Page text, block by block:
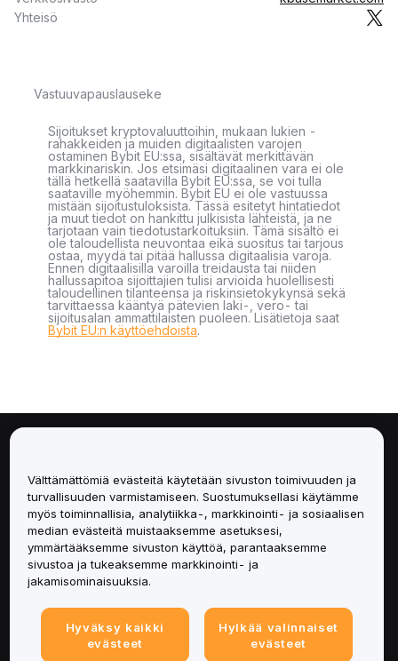
Yhteisö
Vastuuvapauslauseke
Sijoitukset kryptovaluuttoihin, mukaan lukien -
rahakkeiden ja muiden digitaalisten varojen
ostaminen Bybit EU:ssa, sisältävät merkittävän
markkinariskin. Jos etsimäsi digitaalinen vara ei ole
tällä hetkellä saatavilla Bybit EU:ssa, se voi tulla
saataville myöhemmin. Bybit EU ei ole vastuussa
mistään sijoitustuloksista. Tässä esitetyt hintatiedot
ja muut tiedot on hankittu julkisista lähteistä, ja ne
tarjotaan vain tiedotustarkoituksiin. Tämä sisältö ei
ole taloudellista neuvontaa eikä suositus tai tarjous
ostaa, myydä tai pitää hallussa digitaalisia varoja.
Ennen digitaalisilla varoilla treidausta tai niiden
hallussapitoa sijoittajien tulisi arvioida huolellisesti
taloudellinen tilanteensa ja riskinsietokykynsä sekä
tarvittaessa kääntyä pätevien laki-, vero- tai
sijoitusalan ammattilaisten puoleen. Lisätietoja saat
Bybit EU:n käyttöehdoista.
Palvelut
Tuki
Tuotteet
Lakiasiat
Välttämättömiä evästeitä käytetään sivuston toimivuuden ja
turvallisuuden varmistamiseen. Suostumuksellasi käytämme
myös toiminnallisia, analytiikka-, markkinointi- ja sosiaalisen
median evästeitä muistaaksemme asetuksesi,
ymmärtääksemme sivuston käyttöä, parantaaksemme
sivustoa ja tukeaksemme markkinointi- ja
jakamisominaisuuksia.
Hyväksy kaikki
evästeet
Hylkää valinnaiset
evästeet